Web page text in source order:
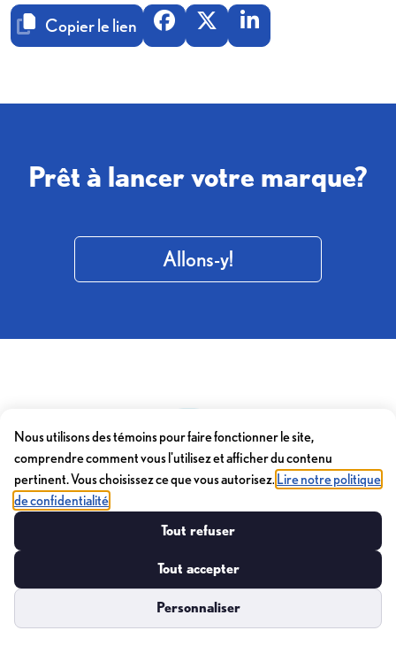
Copier le lien
Prêt à lancer votre marque?
Allons-y!
Nous utilisons des témoins pour faire fonctionner le site,
comprendre comment vous l'utilisez et afficher du contenu
pertinent. Vous choisissez ce que vous autorisez. Lire notre politique
de confidentialité
Tout refuser
Tout accepter
Personnaliser
Préférences de témoins